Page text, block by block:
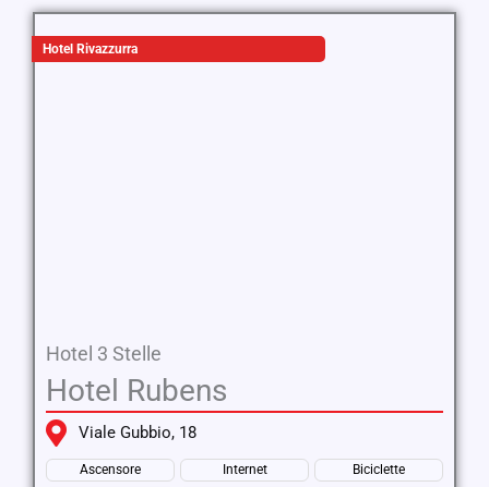
Hotel Rivazzurra
Hotel 3 Stelle
Hotel Rubens
Viale Gubbio, 18
Ascensore Internet
Biciclette